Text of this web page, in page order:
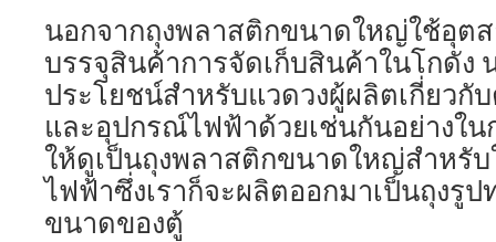
นอกจากถุงพลาสติกขนาดใหญ่ใช้อุต
บรรจุสินค้าการจัดเก็บสินค้าในโกดัง
ประโยชน์สำหรับแวดวงผู้ผลิตเกี่ยว
และอุปกรณ์ไฟฟ้าด้วยเช่นกันอย่างใ
ให้ดูเป็นถุงพลาสติกขนาดใหญ่สำหรั
ไฟฟ้าซึ่งเราก็จะผลิตออกมาเป็นถุงรู
ขนาดของตู้